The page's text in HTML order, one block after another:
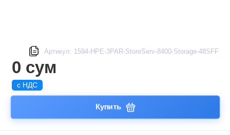
Артикул: 1594-HPE-3PAR-StoreServ-8400-Storage-48SFF
0 сум
с НДС
Купить